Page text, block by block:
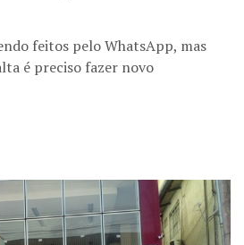
feitos pelo WhatsApp, mas
é preciso fazer novo